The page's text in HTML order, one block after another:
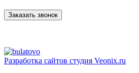
Заказать звонок
Разработка сайтов студия Veonix.ru